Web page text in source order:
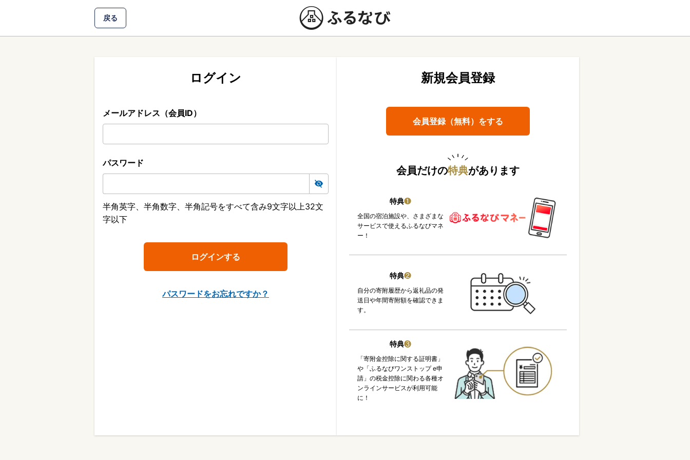
戻る
ログイン
メールアドレス（会員ID）
パスワード
半角英字、半角数字、半角記号をすべて含み9文字以上32文
字以下
パスワードをお忘れですか？
新規会員登録
会員登録（無料）をする
会員だけの特典があります
特典❶
全国の宿泊施設や、さまざまな
サービスで使えるふるなびマネ
ー！
特典❷
自分の寄附履歴から返礼品の発
送日や年間寄附額を確認できま
す。
特典❸
「寄附金控除に関する証明書」
や「ふるなびワンストップ e申
請」の税金控除に関わる各種オ
ンラインサービスが利用可能
に！